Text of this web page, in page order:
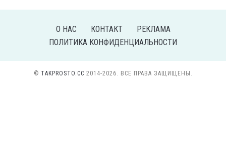
О НАС КОНТАКТ
РЕКЛАМА
ПОЛИТИКА КОНФИДЕНЦИАЛЬНОСТИ
© TAKPROSTO.CC 2014-2026. ВСЕ ПРАВА ЗАЩИЩЕНЫ.